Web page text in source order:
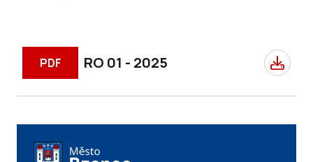
PDF RO 01 - 2025